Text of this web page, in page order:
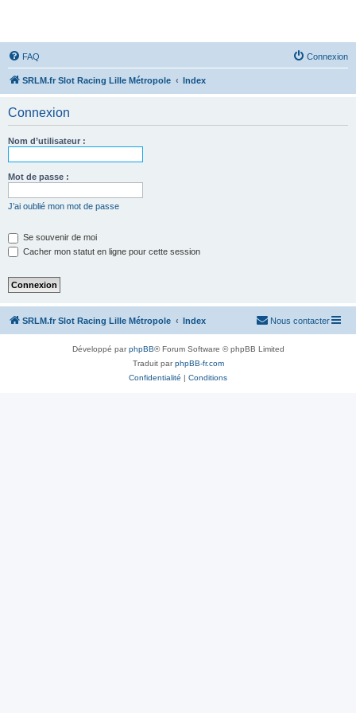
FAQ Connexion
SRLM.fr Slot Racing Lille Métropole Index
Connexion
Nom d’utilisateur :
Mot de passe :
J’ai oublié mon mot de passe
Se souvenir de moi
Cacher mon statut en ligne pour cette session
SRLM.fr Slot Racing Lille Métropole Index Nous contacter
Développé parphpBB® Forum Software © phpBB Limited
Traduit parphpBB-fr.com
Confidentialité | Conditions